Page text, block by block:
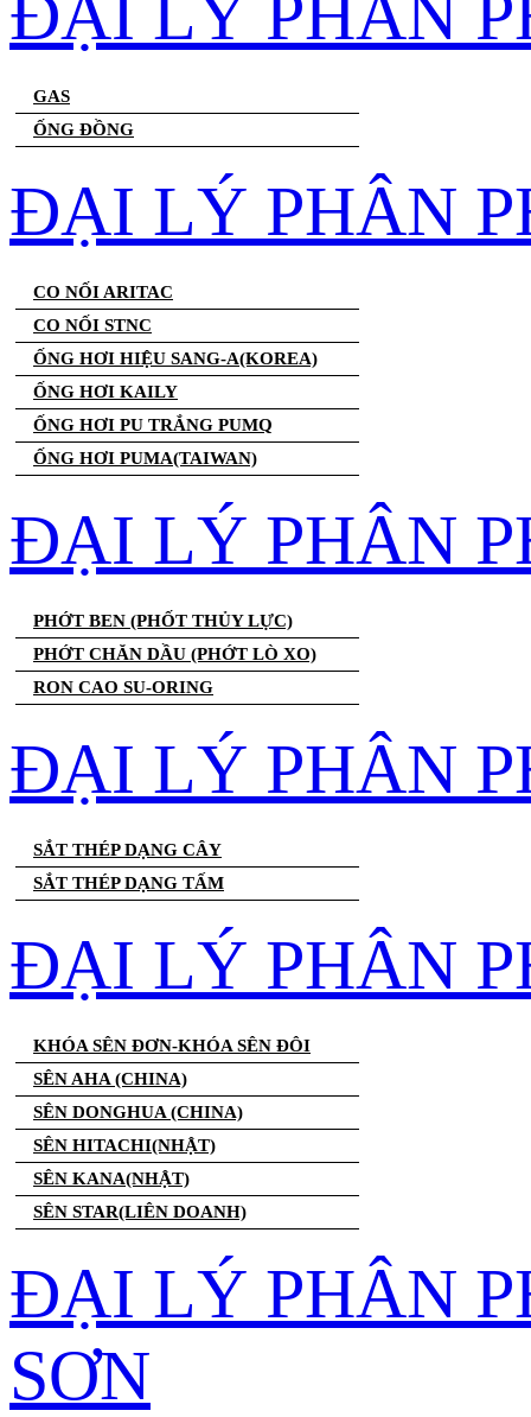
GAS
ỐNG ĐỒNG
ĐẠI LÝ PHÂN
CO NỐI ARITAC
CO NỐI STNC
ỐNG HƠI HIỆU SANG-A(KOREA)
ỐNG HƠI KAILY
ỐNG HƠI PU TRẮNG PUMQ
ỐNG HƠI PUMA(TAIWAN)
ĐẠI LÝ PHÂN
PHỚT BEN (PHỐT THỦY LỰC)
PHỚT CHĂN DẦU (PHỚT LÒ XO)
RON CAO SU-ORING
ĐẠI LÝ PHÂN
SẮT THÉP DẠNG CÂY
SẮT THÉP DẠNG TẤM
ĐẠI LÝ PHÂN
KHÓA SÊN ĐƠN-KHÓA SÊN ĐÔI
SÊN AHA (CHINA)
SÊN DONGHUA (CHINA)
SÊN HITACHI(NHẬT)
SÊN KANA(NHẬT)
SÊN STAR(LIÊN DOANH)
ĐẠI LÝ PHÂN
SƠN